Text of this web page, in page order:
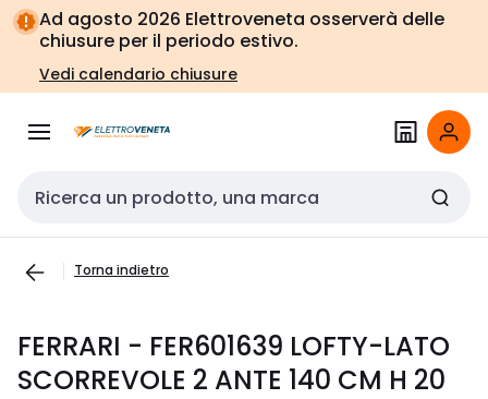
Vai alla
navigazione
Vai
alla
pagina
Ad agosto 2026 Elettroveneta osserverà delle
chiusure per il periodo estivo.
Vedi calendario chiusure
Cerca input
Torna indietro
FERRARI - FER601639 LOFTY-LATO
SCORREVOLE 2 ANTE 140 CM H 20